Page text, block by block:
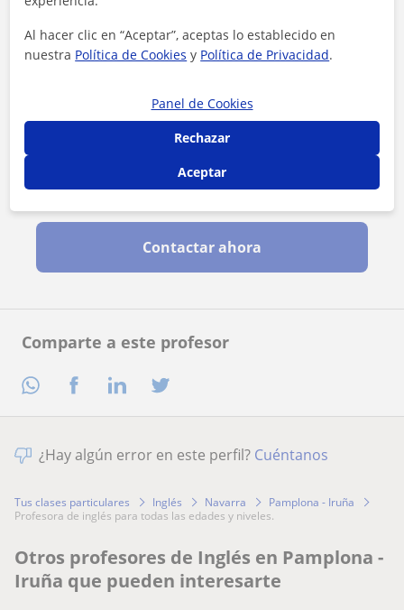
Comparte a este profesor
Al hacer clic, aceptas nuestroaviso legaly deprivacidad
Contactar ahora
¿Hay algún error en este perfil? Cuéntanos
Tus clases particulares Inglés Navarra
Pamplona - Iruña
profesora de inglés para todas las edades y niveles.
Otros profesores de Inglés en Pamplona -
Iruña que pueden interesarte
Al hacer clic en “Aceptar”, aceptas lo establecido en
nuestra Política de Cookies y Política de Privacidad.
Panel de Cookies
Rechazar
Aceptar